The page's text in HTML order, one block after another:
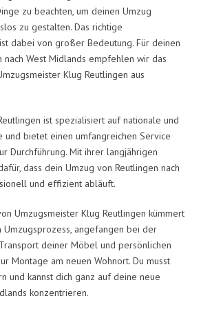
zu beachten, um deinen Umzug
zu gestalten. Das richtige
dabei von großer Bedeutung. Für deinen
nach West Midlands empfehlen wir das
Klug Reutlingen aus
ist spezialisiert auf nationale und
und bietet einen umfangreichen Service
Durchführung. Mit ihrer langjährigen
dass dein Umzug von Reutlingen nach
und effizient abläuft.
Umzugsmeister Klug Reutlingen kümmert
Umzugsprozess, angefangen bei der
deiner Möbel und persönlichen
Montage am neuen Wohnort. Du musst
und kannst dich ganz auf deine neue
konzentrieren.